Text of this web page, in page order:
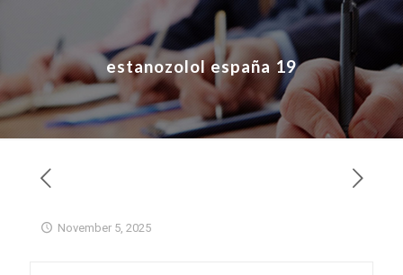
estanozolol españa 19
November 5, 2025